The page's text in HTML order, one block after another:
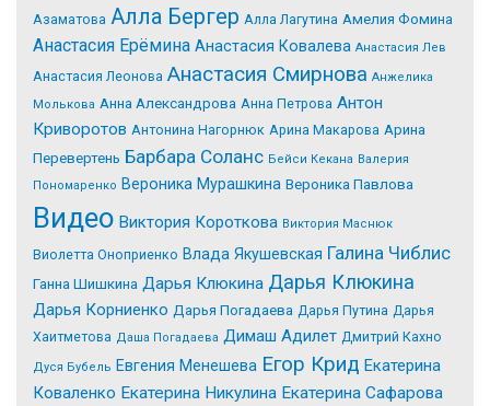
Азаматова Алла Бергер Алла Лагутина Амелия Фомина
Анастасия Ерёмина Анастасия Ковалева Анастасия Лев
Анастасия Леонова Анастасия Смирнова Анжелика
Молькова Анна Александрова Анна Петрова Антон
Криворотов Антонина Нагорнюк Арина Макарова Арина
Перевертень Барбара Соланс Бейси Кекана Валерия
Пономаренко Вероника Мурашкина Вероника Павлова
Видео Виктория Короткова Виктория Маснюк
Виолетта Оноприенко Влада Якушевская Галина Чиблис
Ганна Шишкина Дарья Клюкина Дарья Клюкина
Дарья Корниенко Дарья Погадаева Дарья Путина Дарья
Хаитметова Даша Погадаева Димаш Адилет Дмитрий Кахно
Дуся Бубель Евгения Менешева Егор Крид Екатерина
Коваленко Екатерина Никулина Екатерина Сафарова